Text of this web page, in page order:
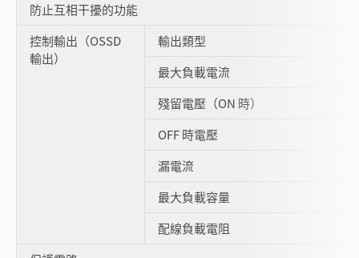
防止互相干擾的功能
控制輸出（OSSD
輸出）
輸出類型
最大負載電流
殘留電壓（ON 時）
OFF 時電壓
漏電流
最大負載容量
配線負載電阻